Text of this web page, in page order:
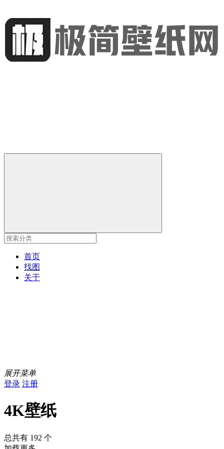
首页
找图
关于
展开菜单
登录 注册
4K壁纸
总共有 192 个